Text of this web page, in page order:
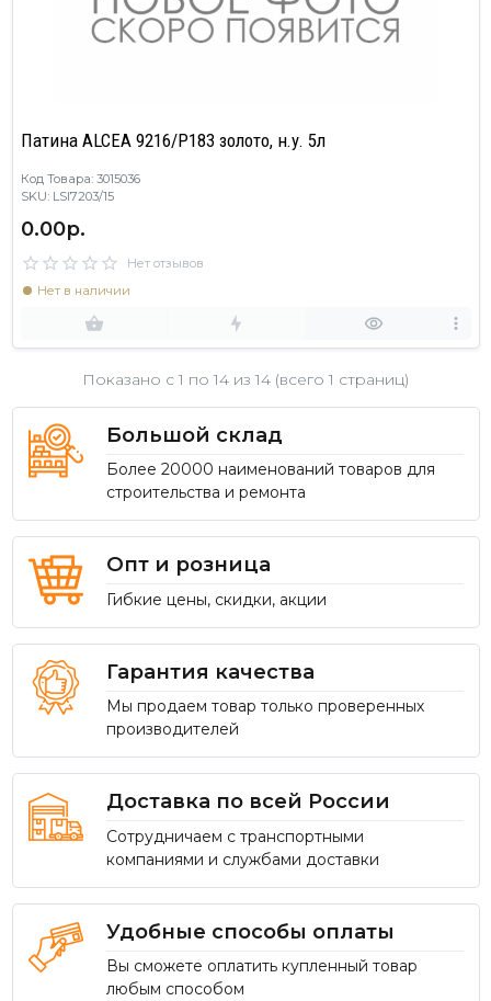
Патина ALCEA 9216/P183 золото, н.у. 5л
Код Товара: 3015036
SKU: LSI7203/15
0.00р.
Нет отзывов
Нет в наличии
Показано с 1 по14 из 14 (всего 1 страниц)
Большой склад
Более 20000 наименований товаров для
строительства и ремонта
Опт и розница
Гибкие цены, скидки, акции
Гарантия качества
Мы продаем товар только проверенных
производителей
Доставка по всей России
Сотрудничаем с транспортными
компаниями и службами доставки
Удобные способы оплаты
Вы сможете оплатить купленный товар
любым способом